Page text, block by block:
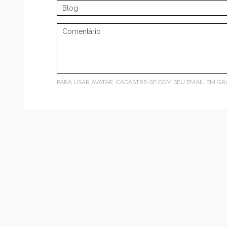
PARA USAR AVATAR, CADASTRE-SE COM SEU EMAIL EM